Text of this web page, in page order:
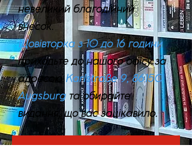
невеликий благодійний
внесок.
Щовівторка з 10 до 16 години
приходьте до нашого офісу за
адресоюKarlstraße 9, 86150
Augsburg та обирайте
видання, що вас зацікавило.
Ознайомитися з каталогом книг можна тут